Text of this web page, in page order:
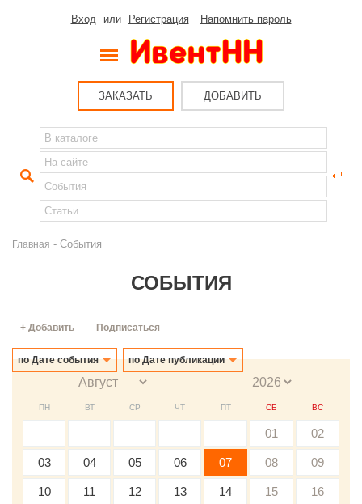
Вход или Регистрация Напомнить пароль
ЗАКАЗАТЬ ДОБАВИТЬ
Главная - События
СОБЫТИЯ
по Дате события по Дате публикации
+ Добавить Подписаться
ПН ВТ СР ЧТ ПТ СБ ВС
01 02
03 04 05 06 07 08 09
10 11 12 13 14 15 16